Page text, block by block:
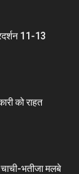
11-13
को राहत
चाची-भतीजा मलबे